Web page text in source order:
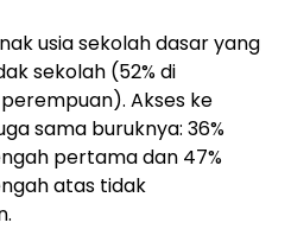
usia sekolah dasar yang
sekolah (52% di
Akses ke
sama buruknya: 36%
pertama dan 47%
atas tidak